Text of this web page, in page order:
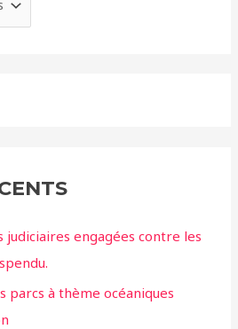
judiciaires engagées contre les
parcs à thème océaniques